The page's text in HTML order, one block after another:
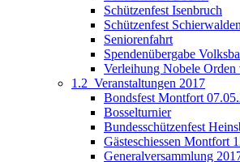
Schützenfest Isenbruch
Schützenfest
Seniorenfahrt
Spendenübergabe
Verleihung Nobele Orden
1.2_Veranstaltungen 2017
Bondsfest Montfort
Bosselturnier
Bundesschützenfest
Gästeschiessen Montfort
Generalversammlung